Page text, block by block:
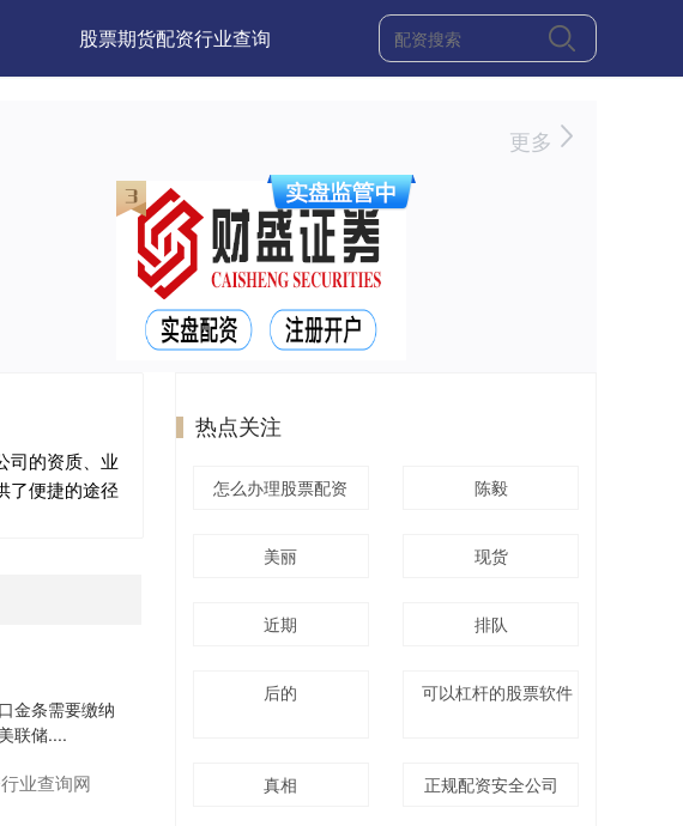
股票期货配资行业查询
更多
司的资质、业
了便捷的途径
金条需要缴纳
联储....
业查询网
热点关注
怎么办理股票配资 陈毅
美丽 现货
近期 排队
后的 可以杠杆的股票软件
真相 正规配资安全公司